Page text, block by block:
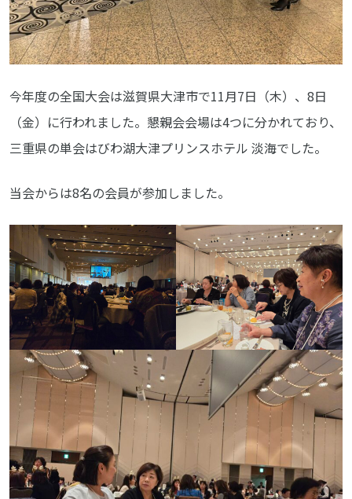
今年度の全国大会は滋賀県大津市で11月7日（木）、8日
（金）に行われました。懇親会会場は4つに分かれており、
三重県の単会はびわ湖大津プリンスホテル 淡海でした。
当会からは8名の会員が参加しました。